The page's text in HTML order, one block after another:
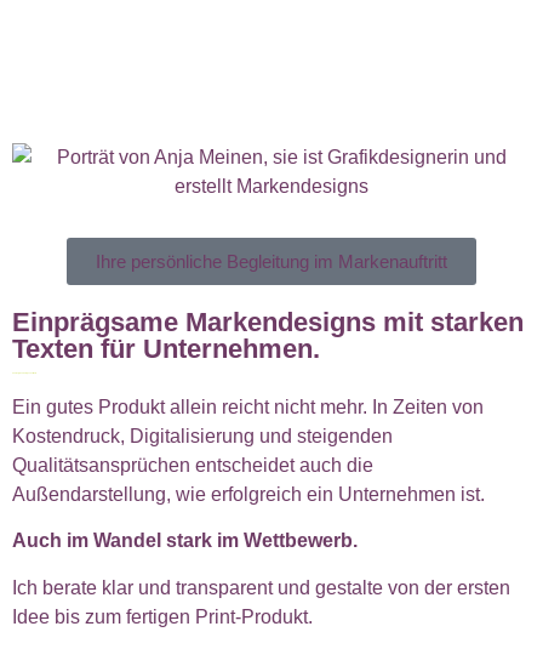
Einprägsame Markendesigns mit starken
Texten für Unternehmen.
Ein gutes Produkt allein reicht nicht mehr. In Zeiten von
Kostendruck, Digitalisierung und steigenden
Qualitätsansprüchen entscheidet auch die
Außendarstellung, wie erfolgreich ein Unternehmen ist.
Auch im Wandel stark im Wettbewerb.
Ich berate klar und transparent und gestalte von der ersten
Idee bis zum fertigen Print-Produkt.
Ihre persönliche Begleitung im Markenauftritt